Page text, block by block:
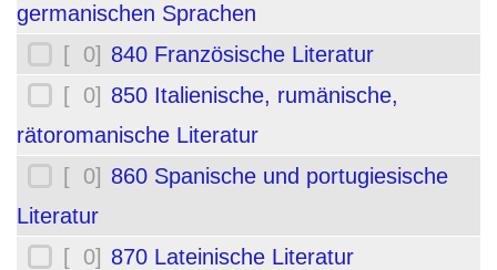
germanischen Sprachen
[ 0] 840 Französische Literatur
[ 0] 850 Italienische, rumänische,
rätoromanische Literatur
[ 0] 860 Spanische und portugiesische
Literatur
[ 0] 870 Lateinische Literatur